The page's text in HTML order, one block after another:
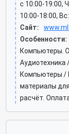
c 10:00-19:00,
10:00-18:00,
Сайт:
Особенности:
Компьютеры.
Аудиотехника
Компьютеры /
материалы
расчёт.